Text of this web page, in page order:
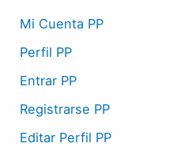
Mi Cuenta PP
Perfil PP
Entrar PP
Registrarse PP
Editar Perfil PP